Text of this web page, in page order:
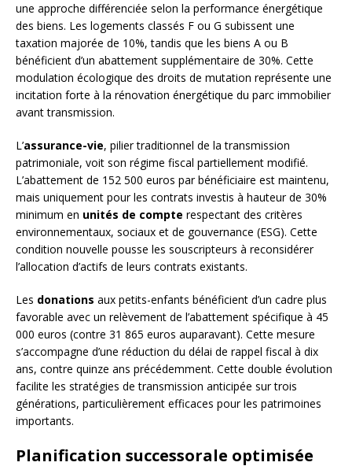
une approche différenciée selon la performance énergétique
des biens. Les logements classés F ou G subissent une
taxation majorée de 10%, tandis que les biens A ou B
bénéficient d’un abattement supplémentaire de 30%. Cette
modulation écologique des droits de mutation représente une
incitation forte à la rénovation énergétique du parc immobilier
avant transmission.
L’assurance-vie, pilier traditionnel de la transmission
patrimoniale, voit son régime fiscal partiellement modifié.
L’abattement de 152 500 euros par bénéficiaire est maintenu,
mais uniquement pour les contrats investis à hauteur de 30%
minimum en unités de compte respectant des critères
environnementaux, sociaux et de gouvernance (ESG). Cette
condition nouvelle pousse les souscripteurs à reconsidérer
l’allocation d’actifs de leurs contrats existants.
Les donations aux petits-enfants bénéficient d’un cadre plus
favorable avec un relèvement de l’abattement spécifique à 45
000 euros (contre 31 865 euros auparavant). Cette mesure
s’accompagne d’une réduction du délai de rappel fiscal à dix
ans, contre quinze ans précédemment. Cette double évolution
facilite les stratégies de transmission anticipée sur trois
générations, particulièrement efficaces pour les patrimoines
importants.
Planification successorale optimisée